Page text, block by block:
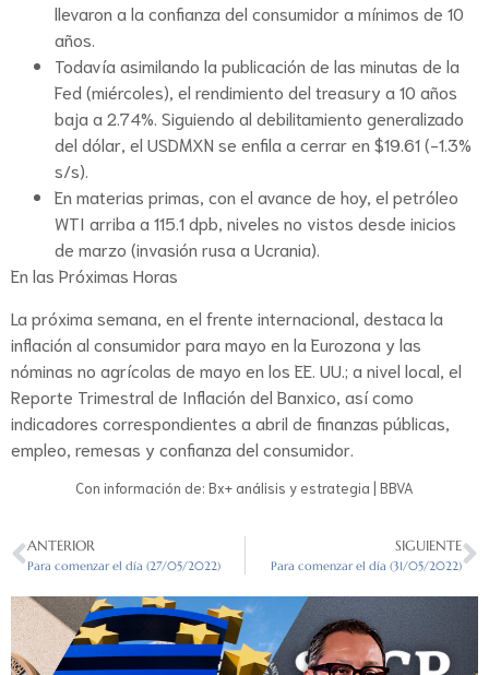
llevaron a la confianza del consumidor a mínimos de 10
años.
Todavía asimilando la publicación de las minutas de la
Fed (miércoles), el rendimiento del treasury a 10 años
baja a 2.74%. Siguiendo al debilitamiento generalizado
del dólar, el USDMXN se enfila a cerrar en $19.61 (-1.3%
s/s).
En materias primas, con el avance de hoy, el petróleo
WTI arriba a 115.1 dpb, niveles no vistos desde inicios
de marzo (invasión rusa a Ucrania).
En las Próximas Horas
La próxima semana, en el frente internacional, destaca la
inflación al consumidor para mayo en la Eurozona y las
nóminas no agrícolas de mayo en los EE. UU.; a nivel local, el
Reporte Trimestral de Inflación del Banxico, así como
indicadores correspondientes a abril de finanzas públicas,
empleo, remesas y confianza del consumidor.
Con información de: Bx+ análisis y estrategia | BBVA
ANTERIOR
Para comenzar el día (27/05/2022)
SIGUIENTE
Para comenzar el día (31/05/2022)